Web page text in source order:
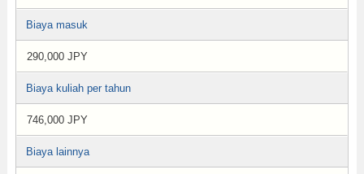
Biaya masuk
290,000 JPY
Biaya kuliah per tahun
746,000 JPY
Biaya lainnya